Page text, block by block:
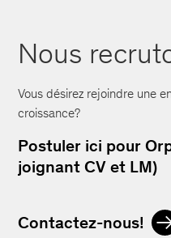
Nous
Vous désirez rejoindre une
croissance?
Postuler ici pour
joignant CV et LM)
Contactez-nous!